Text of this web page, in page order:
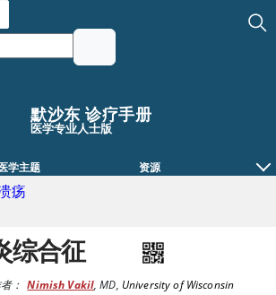
默沙东 诊疗手册
医学专业人士版
学主题 资源
疡
综合征
： Nimish Vakil,MD, University of Wisconsin